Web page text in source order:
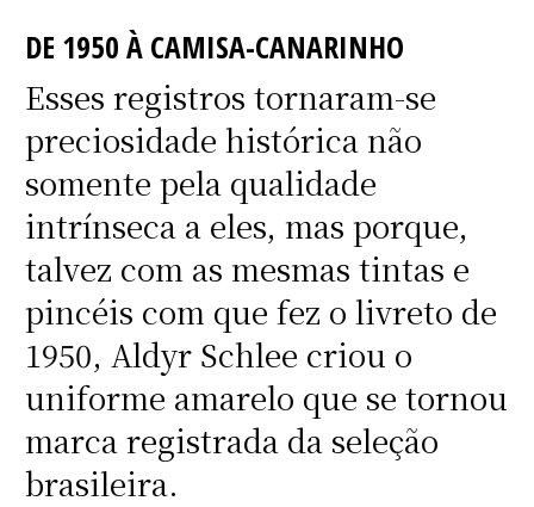
DE 1950 À CAMISA-CANARINHO
Esses registros tornaram-se
preciosidade histórica não
somente pela qualidade
intrínseca a eles, mas porque,
talvez com as mesmas tintas e
pincéis com que fez o livreto de
1950, Aldyr Schlee criou o
uniforme amarelo que se tornou
marca registrada da seleção
brasileira.